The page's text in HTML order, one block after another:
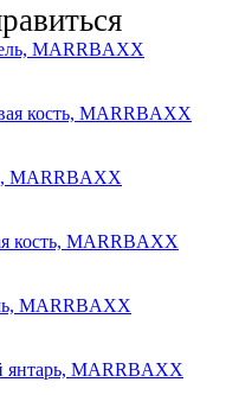
MARRBAXX
кость, MARRBAXX
MARRBAXX
кость, MARRBAXX
MARRBAXX
янтарь, MARRBAXX